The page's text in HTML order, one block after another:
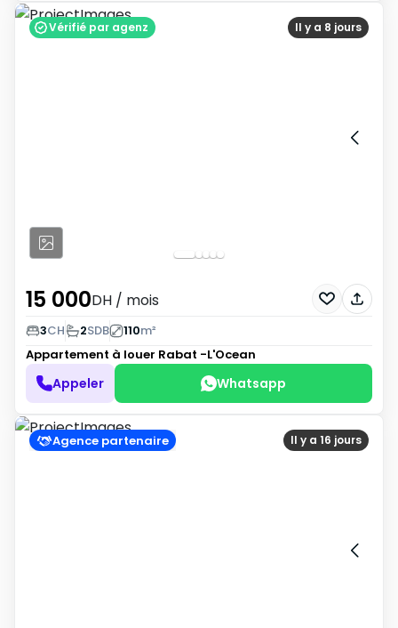
Il y a 8 jours
Vérifié par agenz
15 000DH / mois
3CH 2SDB 110m²
Appartement à louer Rabat -L'Ocean
Appeler Whatsapp
Il y a 16 jours
Agence partenaire